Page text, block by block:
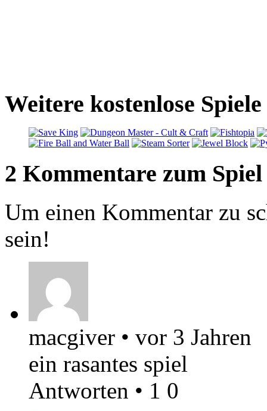
Weitere kostenlose
2 Kommentare zum Spiel
Um einen Kommentar zu
sein!
macgiver • vor 3 Jahren
ein rasantes spiel
Antworten • 1 0